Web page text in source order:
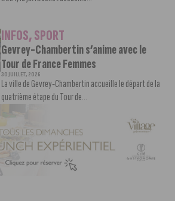
INFOS,SPORT
Gevrey-Chambertin s’anime avec le
Tour de France Femmes
30 JUILLET, 2026
La ville de Gevrey-Chambertin accueille le départ de la
quatrième étape du Tour de...